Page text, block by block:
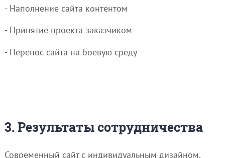
- Наполнение сайта контентом
- Принятие проекта заказчиком
- Перенос сайта на боевую среду
3. Результаты сотрудничества
Современный сайт с индивидуальным дизайном,